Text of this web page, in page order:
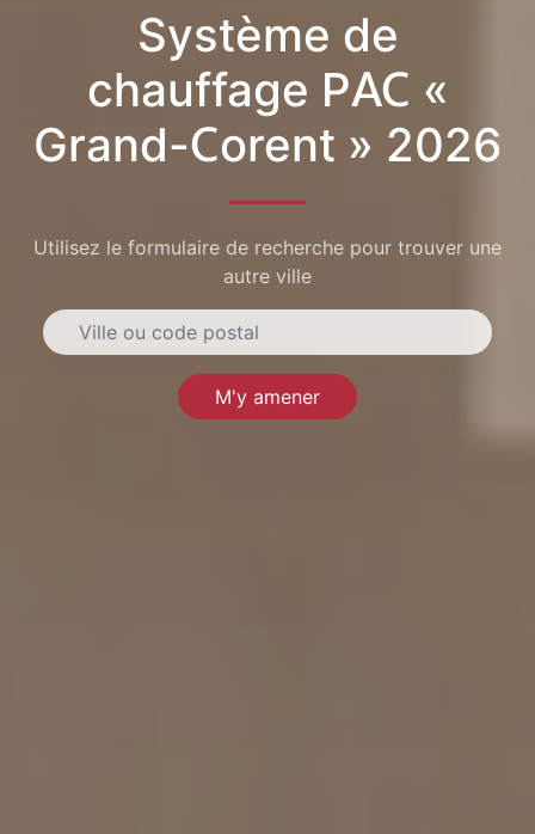
Système de
chauffage PAC «
Grand-Corent » 2026
Utilisez le formulaire de recherche pour trouver une
autre ville
M'y amener